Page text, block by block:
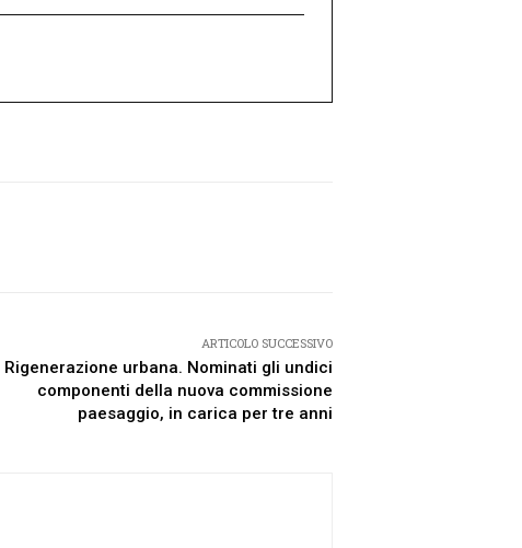
ARTICOLO SUCCESSIVO
Rigenerazione urbana. Nominati gli undici
componenti della nuova commissione
paesaggio, in carica per tre anni